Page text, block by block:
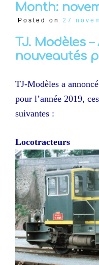
Month:
Posted on 27
TJ. Modèles
nouveautés
TJ-Modèles a
pour l’année 2019,
suivantes :
Locotracteurs